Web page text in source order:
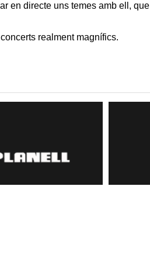
en directe uns temes amb ell, que
realment magnífics.